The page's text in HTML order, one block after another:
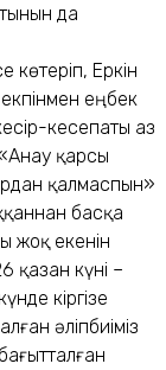
да
көтеріп, Еркін
екпінмен еңбек
кесепаты аз
қарсы
қалмаспын»
басқа
жоқ екенін
қазан күні –
кіргізе
әліпбиіміз